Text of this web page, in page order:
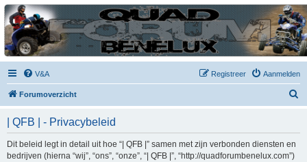
| QFB |
Hét quadforum van de Benelux
V&A Aanmelden
Registreer
Forumoverzicht
| QFB | - Privacybeleid
Dit beleid legt in detail uit hoe “| QFB |” samen met zijn verbonden diensten en
bedrijven (hierna “wij”, “ons”, “onze”, “| QFB |”, “http://quadforumbenelux.com”)